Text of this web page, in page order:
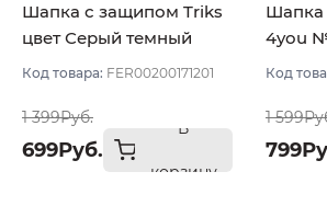
Шапка с защипом Triks
цвет Серый темный
меланж
Код товара: FER00200171201
1 399Руб.
699Руб.
В
корзину
Шапка
4you
меланж
Код
1